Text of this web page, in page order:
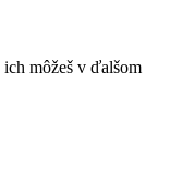
môžeš v ďalšom